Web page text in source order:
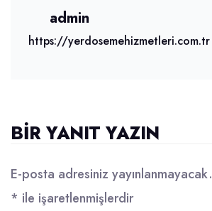
admin
https://yerdosemehizmetleri.com.tr
BIR YANIT YAZIN
E-posta adresiniz yayınlanmayacak.
* ile işaretlenmişlerdir